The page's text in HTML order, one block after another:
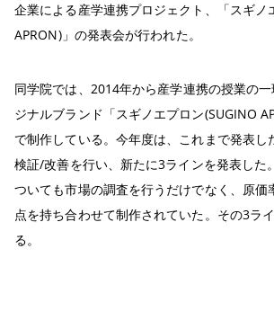
企業による産学連携プロジェクト、「スギノ
APRON)」の発表会が行われた。
同学院では、2014年から産学連携の授業の
ジナルブランド「スギノエプロン(SUGINO
で制作している。今年度は、これまで発表し
検証/改善を行い、新たに3ラインを発表した
ついても市場の調査を行うだけでなく、原価
点を持ち合わせて制作されていた。その3ラ
る。